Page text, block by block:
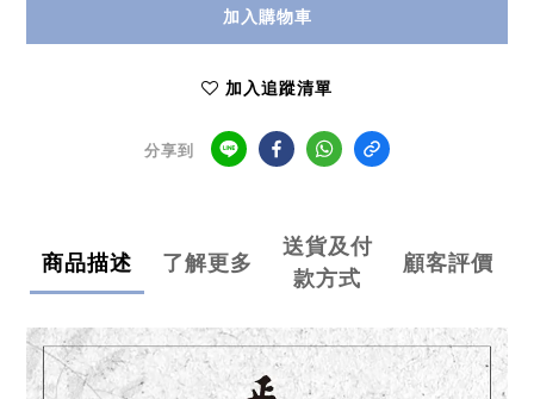
加入購物車
加入追蹤清單
分享到
商品描述 了解更多
送貨及付
款方式
顧客評價